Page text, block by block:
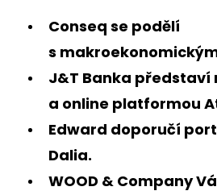
Conseq se podělí
s
J&T Banka představí
a online platformou
Edward doporučí
Dalia.
WOOD & Company